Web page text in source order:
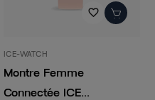
favorite_border
ICE-WATCH
Montre Femme
Connectée ICE...